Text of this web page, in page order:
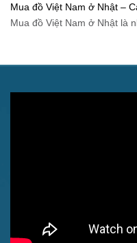
Mua đồ Việt Nam ở Nhật –
người xa quê
Mua đồ Việt Nam ở Nhật là